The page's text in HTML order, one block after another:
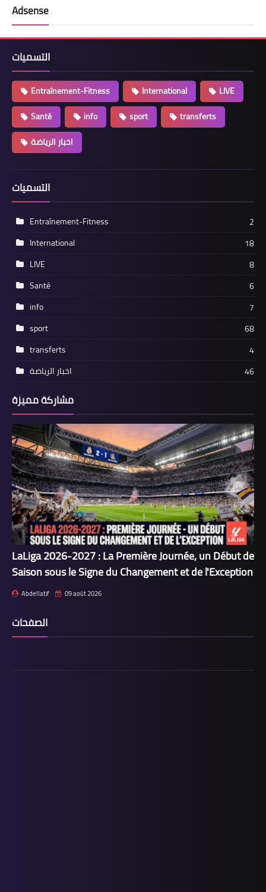
Adsense
التسميات
Entraînement-Fitness International
LIVE
Santé
info sport
transferts
اخبار الرياضة
التسميات
Entraînement-Fitness
2
International
18
LIVE
8
Santé
6
info
7
sport
68
transferts
4
اخبار الرياضة
46
مشاركة مميزة
LaLiga 2026-2027 : La Première Journée, un Début de
Saison sous le Signe du Changement et de l'Exception
Abdellatif 09 août 2026
الصفحات